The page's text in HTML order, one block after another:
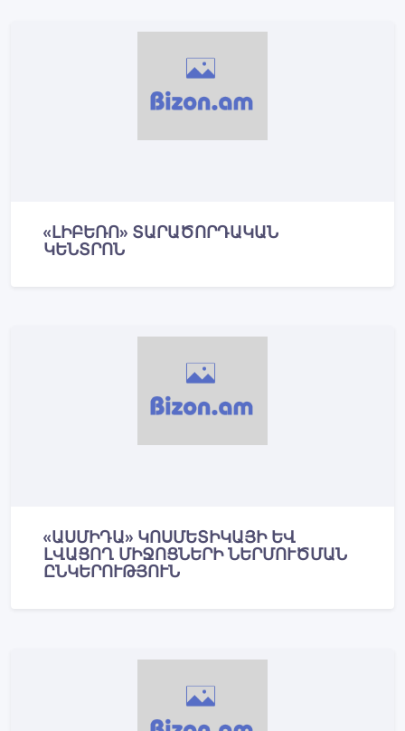
«ԼԻԲԵՌՈ» ՏԱՐԱԾՈՐԴԱԿԱՆ
ԿԵՆՏՐՈՆ
«ԱՍՄԻԴԱ» ԿՈՍՄԵՏԻԿԱՅԻ ԵՎ
ԼՎԱՑՈՂ ՄԻՋՈՑՆԵՐԻ ՆԵՐՄՈՒԾՄԱՆ
ԸՆԿԵՐՈՒԹՅՈՒՆ